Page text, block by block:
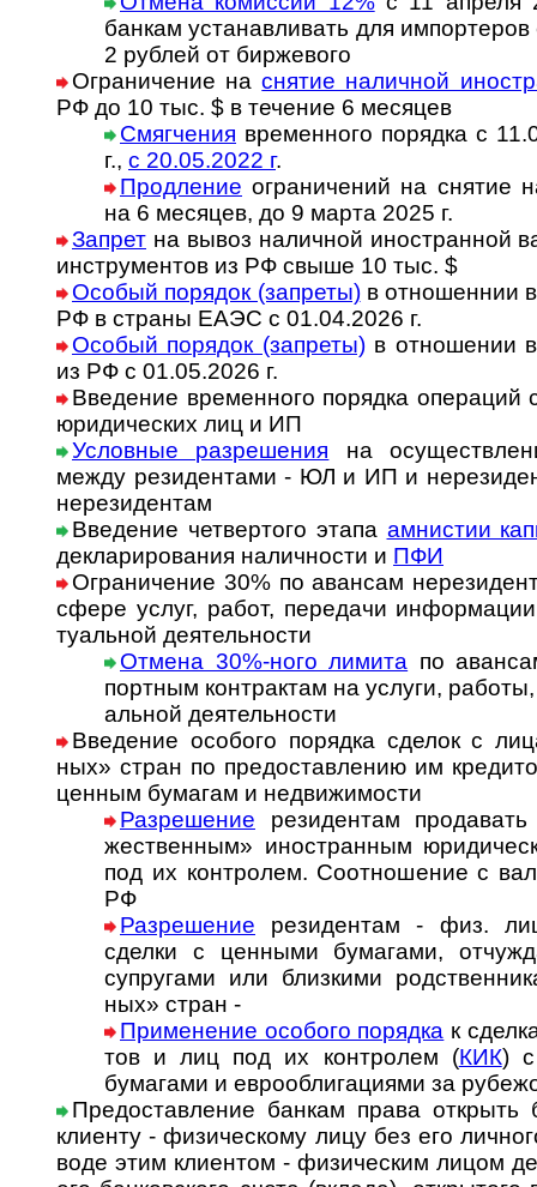
банкам уста­нав­ли­вать для
2 руб­лей от бир­жевого
Ограничение наснятие наличной
РФ до 10 тыс. $ в тече­ние 6 месяцев
Смягчения временного порядка с
г., с 20.05.2022 г.
Продление ограничений на снятие
на 6 ме­ся­цев, до 9 марта 2025 г.
Запрет на вывоз наличной ино­ст­ран­ной
инст­ру­ментов из РФ свыше 10 тыс. $
Особый порядок (запреты)в отношеннии
РФ в страны ЕАЭС с 01.04.2026 г.
Особый порядок (запреты)в отношении
из РФ с 01.05.2026 г.
Введение временного порядка опера­ций
юриди­чес­ких лиц и ИП
Условные разрешения на
между рези­ден­тами - ЮЛ и ИП и
нере­зидентам
Введение четвертого этапа амнистии
декла­риро­вания налич­ности и ПФИ
Ограничение 30% по авансам
сфере услуг, работ, пере­дачи
ту­аль­ной деяте­льности
Отмена 30%-ного лимита по
порт­ным кон­т­рак­там на ус­лу­ги,
аль­ной де­я­тель­ности
Введение особого порядка сделок с
ных» стран по пре­до­став­ле­нию им
цен­ным бума­гам и недви­жи­мости
Разрешение резиден­там
жест­вен­ным» ино­стран­ным
под их конт­ро­лем. Со­от­но­ше­ние с
РФ
Разрешение резидентам - физ.
сделки с цен­ными бума­гами,
супру­гами или близ­кими
ных» стран -
Применение особого порядка к
тов и лиц под их конт­ролем (КИК) с
бума­гами и евро­обли­га­ци­ями за
Предоставление банкам права открыть
клиенту - физи­чес­кому лицу без его
воде этим клиен­том - физи­чес­ким лицом